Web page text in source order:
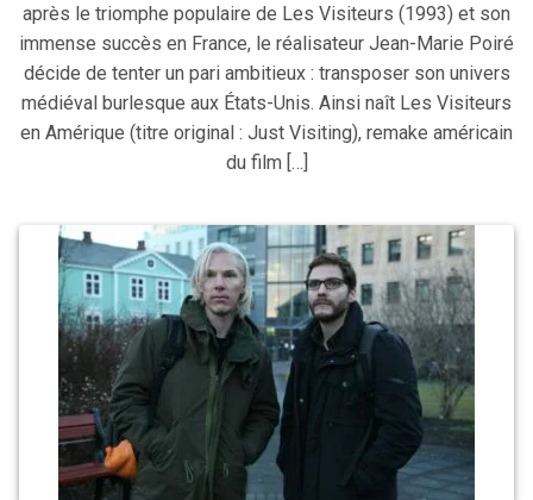
après le triomphe populaire de Les Visiteurs (1993) et son
immense succès en France, le réalisateur Jean-Marie Poiré
décide de tenter un pari ambitieux : transposer son univers
médiéval burlesque aux États-Unis. Ainsi naît Les Visiteurs
en Amérique (titre original : Just Visiting), remake américain
du film […]